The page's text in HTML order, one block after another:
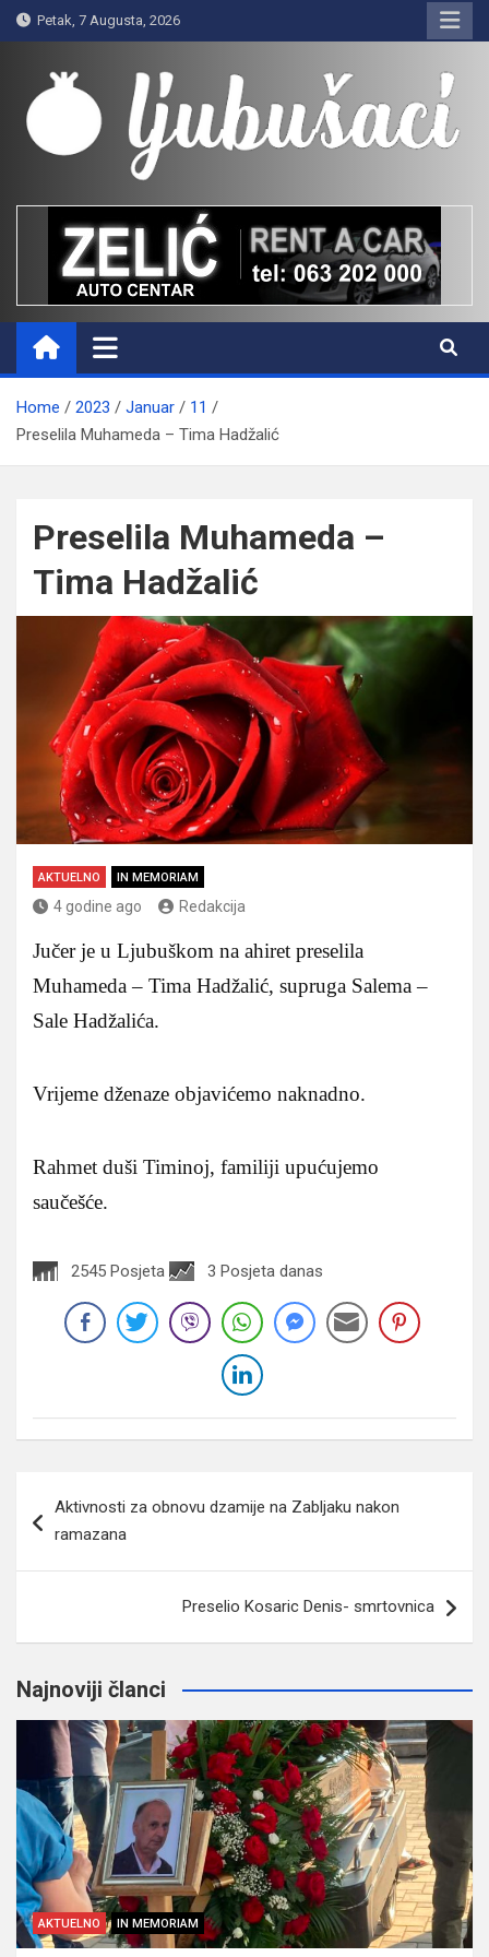
Skip
to
content
Petak, 7 Augusta, 2026
Ljubušaci
Svom voljenom gradu
Home 2023 Januar
11
Preselila Muhameda – Tima Hadžalić
Preselila Muhameda –
Tima Hadžalić
AKTUELNO IN MEMORIAM
4 godine ago Redakcija
Jučer je u Ljubuškom na ahiret preselila
Muhameda – Tima Hadžalić, supruga Salema –
Sale Hadžalića.
Vrijeme dženaze objavićemo naknadno.
Rahmet duši Timinoj, familiji upućujemo
saučešće.
2545 Posjeta 3 Posjeta danas
članaka
Aktivnosti za obnovu dzamije na Zabljaku nakon
ramazana
Preselio Kosaric Denis- smrtovnica
Najnoviji članci
AKTUELNO IN MEMORIAM